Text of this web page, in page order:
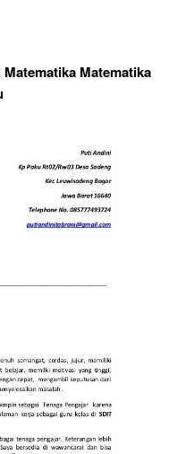
Matematika